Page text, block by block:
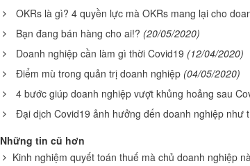
OKRs là gì? 4 quyền lực mà OKRs mang lại cho
Bạn đang bán hàng cho ai!? (20/05/2020)
Doanh nghiệp cần làm gì thời Covid19 (12/04/2020)
Điểm mù trong quản trị doanh nghiệp (04/05/2020)
4 bước giúp doanh nghiệp vượt khủng hoảng sau
Đại dịch Covid19 ảnh hưởng đến doanh nghiệp như
Những tin cũ hơn
Kinh nghiệm quyết toán thuế mà chủ doanh nghiệp